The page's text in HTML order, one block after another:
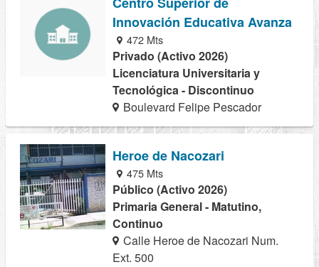
Innovación Educativa Avanza
472 Mts
Privado (Activo 2026)
Licenciatura Universitaria y
Tecnológica - Discontinuo
Boulevard Felipe Pescador
Heroe de Nacozari
475 Mts
Público (Activo 2026)
Primaria General - Matutino,
Continuo
Calle Heroe de Nacozari Num.
Ext. 500